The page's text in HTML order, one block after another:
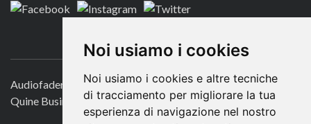
Noi usiamo i cookies
Noi usiamo i cookies e altre tecniche
di tracciamento per migliorare la tua
esperienza di navigazione nel nostro
CONTATTACI
Audiofader.com
Quine Business Publisher